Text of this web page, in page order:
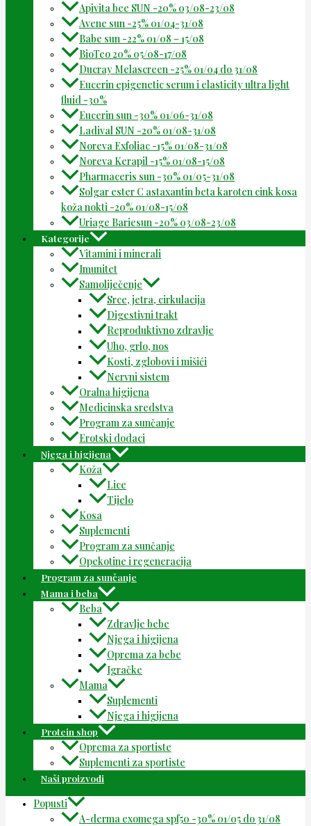
Apivita bee SUN -20% 03/08-23/08
Avene sun -25% 01/04-31/08
Babe sun -22% 01/08 – 15/08
BioTeo 20% 05/08-17/08
Ducray Melascreen -25% 01/04 do 31/08
Eucerin epigenetic serum i elasticity ultra light
fluid -30%
Eucerin sun -30% 01/06-31/08
Ladival SUN -20% 01/08-31/08
Noreva Exfoliac -15% 01/08-31/08
Noreva Kerapil -15% 01/08-15/08
Pharmaceris sun -30% 01/05-31/08
Solgar ester C astaxantin beta karoten cink kosa
koža nokti -20% 01/08-15/08
Uriage Bariesun -20% 03/08-23/08
Kategorije
Vitamini i minerali
Imunitet
Samoliječenje
Srce, jetra, cirkulacija
Digestivni trakt
Reproduktivno zdravlje
Uho, grlo, nos
Kosti, zglobovi i mišići
Nervni sistem
Oralna higijena
Medicinska sredstva
Program za sunčanje
Erotski dodaci
Njega i higijena
Koža
Lice
Tijelo
Kosa
Suplementi
Program za sunčanje
Opekotine i regeneracija
Program za sunčanje
Mama i beba
Beba
Zdravlje bebe
Njega i higijena
Oprema za bebe
Igračke
Mama
Suplementi
Njega i higijena
Protein shop
Oprema za sportiste
Suplementi za sportiste
Naši proizvodi
Popusti
A-derma exomega spf50 -30% 01/05 do 31/08